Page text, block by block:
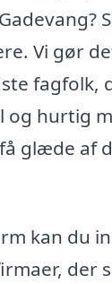
Vi gør
fagfolk,
og hurtig
glæde af
kan du
der